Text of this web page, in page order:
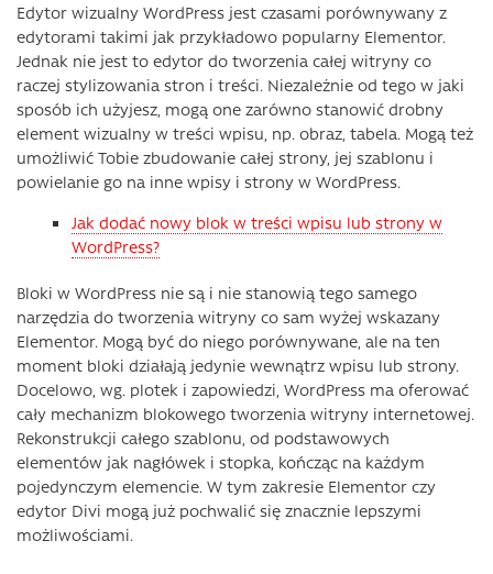
Edytor wizualny WordPress jest czasami porównywany z
edytorami takimi jak przykładowo popularny Elementor.
Jednak nie jest to edytor do tworzenia całej witryny co
raczej stylizowania stron i treści. Niezależnie od tego w jaki
sposób ich użyjesz, mogą one zarówno stanowić drobny
element wizualny w treści wpisu, np. obraz, tabela. Mogą też
umożliwić Tobie zbudowanie całej strony, jej szablonu i
powielanie go na inne wpisy i strony w WordPress.
Jak dodać nowy blok w treści wpisu lub strony w
WordPress?
Bloki w WordPress nie są i nie stanowią tego samego
narzędzia do tworzenia witryny co sam wyżej wskazany
Elementor. Mogą być do niego porównywane, ale na ten
moment bloki działają jedynie wewnątrz wpisu lub strony.
Docelowo, wg. plotek i zapowiedzi, WordPress ma oferować
cały mechanizm blokowego tworzenia witryny internetowej.
Rekonstrukcji całego szablonu, od podstawowych
elementów jak nagłówek i stopka, kończąc na każdym
pojedynczym elemencie. W tym zakresie Elementor czy
edytor Divi mogą już pochwalić się znacznie lepszymi
możliwościami.